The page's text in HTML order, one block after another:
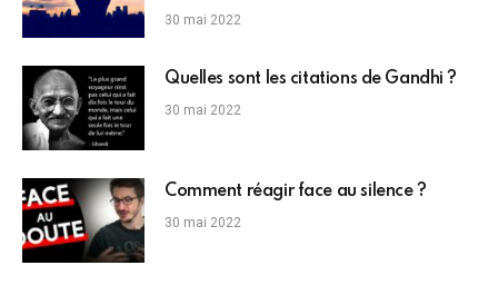
30 mai 2022
Quelles sont les citations de Gandhi ?
30 mai 2022
Comment réagir face au silence ?
30 mai 2022